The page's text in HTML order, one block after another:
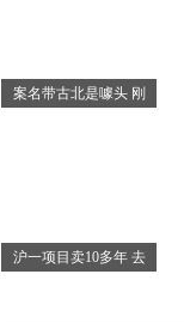
蔡女士:138****2322
魏女士:183****9105
黄先生:138****7263
案名带古北是噱头 刚
沪一项目卖10多年 去